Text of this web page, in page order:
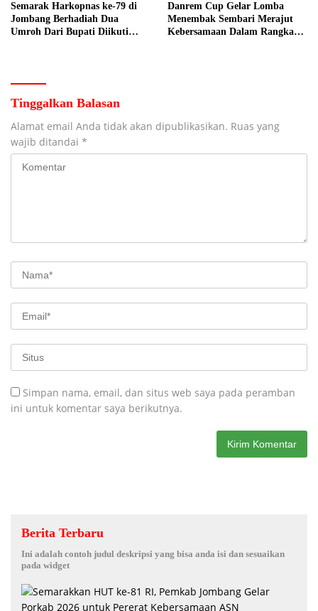
Semarak Harkopnas ke-79 di
Jombang Berhadiah Dua
Umroh Dari Bupati Diikuti
Danrem Cup Gelar Lomba
Menembak Sembari Merajut
Kebersamaan Dalam Rangka
Tinggalkan Balasan
Alamat email Anda tidak akan dipublikasikan. Ruas yang
wajib ditandai *
Simpan nama, email, dan situs web saya pada peramban
ini untuk komentar saya berikutnya.
Berita Terbaru
Ini adalah contoh judul deskripsi yang bisa anda isi dan sesuaikan
pada widget